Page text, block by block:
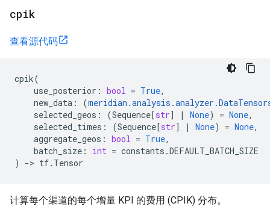
cpik
查看源代码
cpik(
use_posterior : bool = True,
new_data : (meridian .analysis .analyzer .
selected_geos : (Sequence[str] | None) = None,
selected_times : (Sequence[str] | None) = None,
aggregate_geos : bool = True,
batch_size : int = constants .DEFAULT_BATCH_SIZE
)
-> tf. Tensor
计算每个渠道的每个增量 KPI 的费用 (CPIK) 分布。